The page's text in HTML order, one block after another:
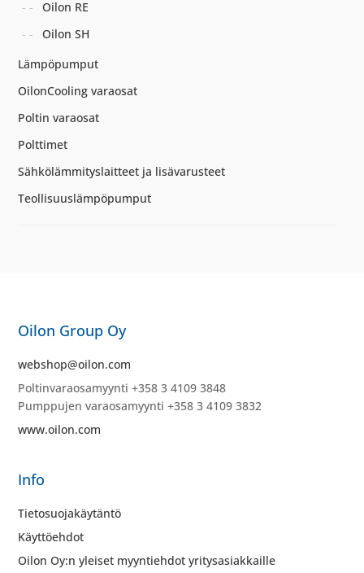
Oilon RE
Oilon SH
Lämpöpumput
OilonCooling varaosat
Poltin varaosat
Polttimet
Sähkölämmityslaitteet ja lisävarusteet
Teollisuuslämpöpumput
Oilon Group Oy
webshop@oilon.com
Poltinvaraosamyynti +358 3 4109 3848
Pumppujen varaosamyynti +358 3 4109 3832
www.oilon.com
Info
Tietosuojakäytäntö
Käyttöehdot
Oilon Oy:n yleiset myyntiehdot yritysasiakkaille